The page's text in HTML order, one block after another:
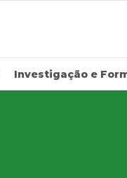
Investigação e